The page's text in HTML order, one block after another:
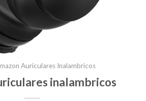
Auriculares Inalambricos
inalambricos